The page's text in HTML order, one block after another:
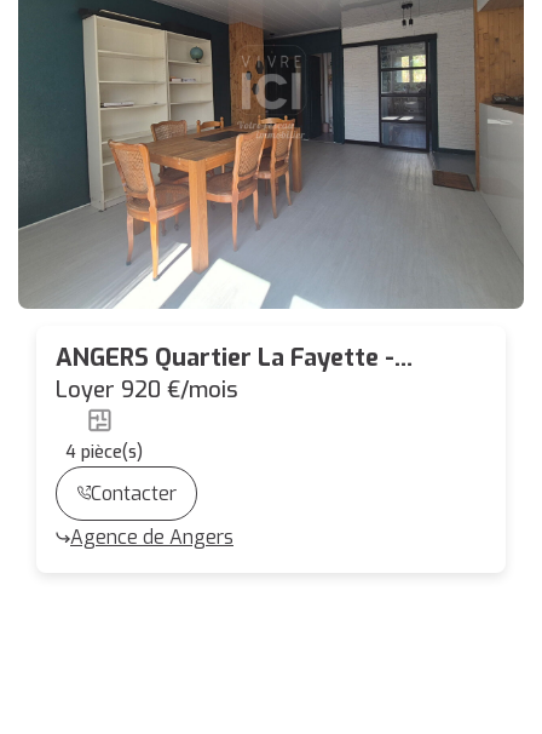
ANGERS Quartier La Fayette -
Appartement T4
Loyer 920 €/mois
4 pièce(s)
Contacter
Agence de Angers